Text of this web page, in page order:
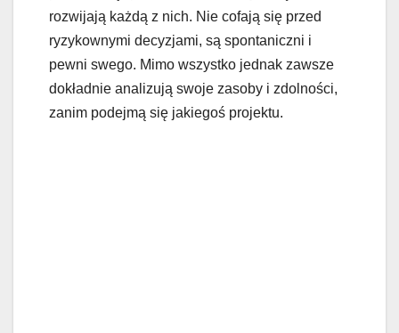
rozwijają każdą z nich. Nie cofają się przed
ryzykownymi decyzjami, są spontaniczni i
pewni swego. Mimo wszystko jednak zawsze
dokładnie analizują swoje zasoby i zdolności,
zanim podejmą się jakiegoś projektu.